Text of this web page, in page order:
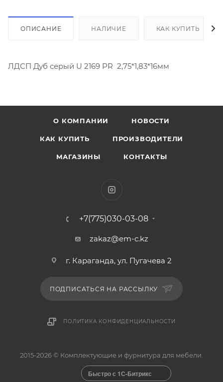
ОПИСАНИЕ НАЛИЧИЕ КАК КУПИТЬ
ЛДСП Дуб серый U 2169 PR 2,75*1,83*16мм
О КОМПАНИИ НОВОСТИ
КАК КУПИТЬ ПРОИЗВОДИТЕЛИ
МАГАЗИНЫ КОНТАКТЫ
+7(775)030-03-08
zakaz@em-c.kz
г. Караганда, ул. Пугачева 2
ПОДПИСАТЬСЯ НА РАССЫЛКУ
ПОЛИТИКА КОНФИДЕНЦИАЛЬНОСТИ
2015-2026 © Комплектующие и фурнитура для мебели.
Быстро с 1С-Битрикс